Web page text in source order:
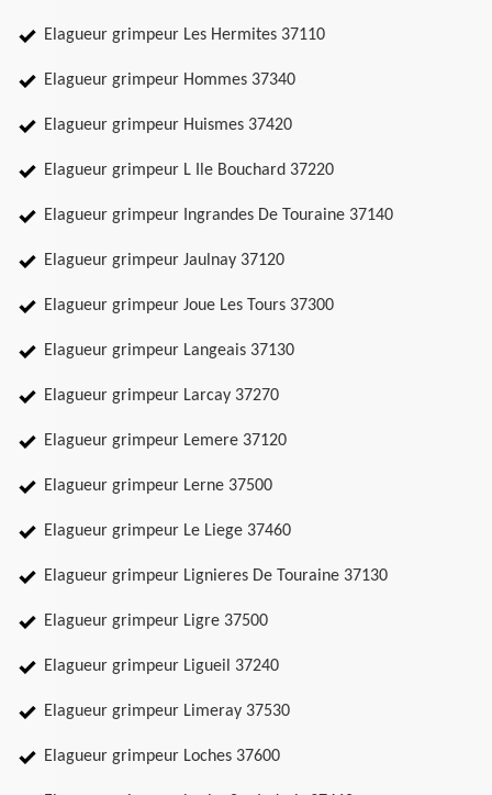
Elagueur grimpeur Les Hermites 37110
Elagueur grimpeur Hommes 37340
Elagueur grimpeur Huismes 37420
Elagueur grimpeur L Ile Bouchard 37220
Elagueur grimpeur Ingrandes De Touraine 37140
Elagueur grimpeur Jaulnay 37120
Elagueur grimpeur Joue Les Tours 37300
Elagueur grimpeur Langeais 37130
Elagueur grimpeur Larcay 37270
Elagueur grimpeur Lemere 37120
Elagueur grimpeur Lerne 37500
Elagueur grimpeur Le Liege 37460
Elagueur grimpeur Lignieres De Touraine 37130
Elagueur grimpeur Ligre 37500
Elagueur grimpeur Ligueil 37240
Elagueur grimpeur Limeray 37530
Elagueur grimpeur Loches 37600